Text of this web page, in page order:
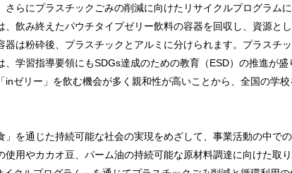
さらにプラスチックごみの削減に向けたリサイクルプログラムに
、飲み終えたパウチタイプゼリー飲料の容器を回収し、資源と
器は粉砕後、プラスチックとアルミに分けられます。プラスチ
、学習指導要領にもSDGs達成のための教育（ESD）の推進が
inゼリー」を飲む機会が多く親和性が高いことから、全国の学
」を通じた持続可能な社会の実現をめざして、事業活動の中で
使用やカカオ豆、パーム油の持続可能な原材料調達に向けた取